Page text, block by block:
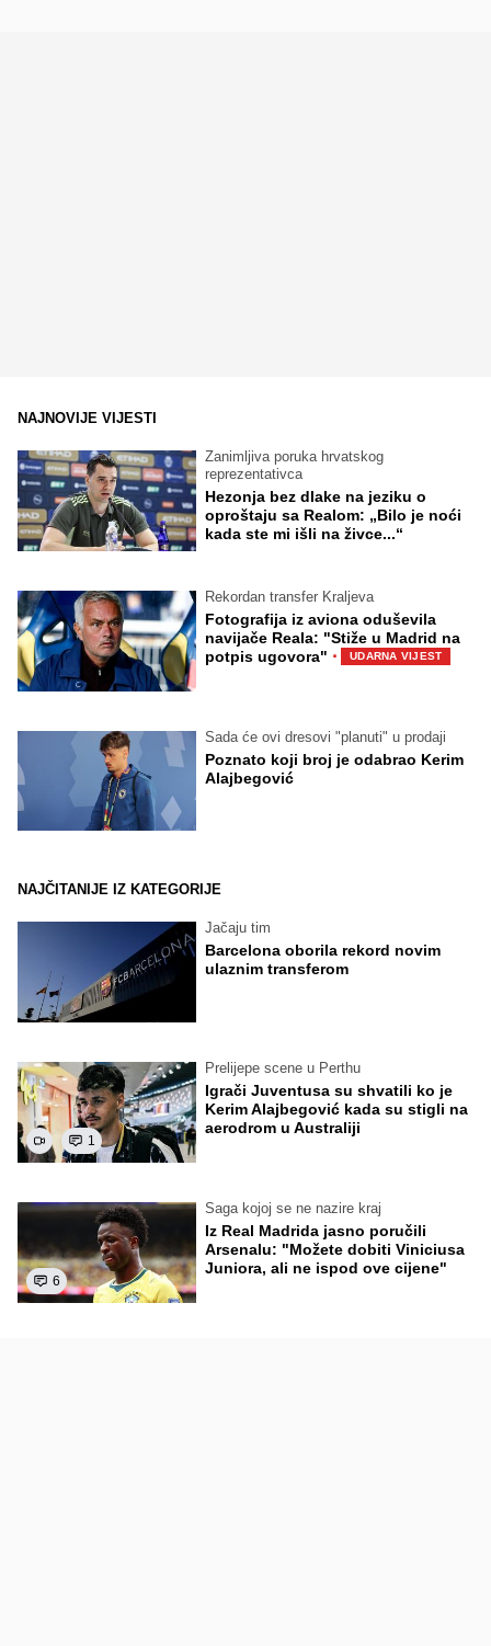
NAJNOVIJE VIJESTI
Zanimljiva poruka hrvatskog
reprezentativca
Hezonja bez dlake na jeziku o
oproštaju sa Realom: „Bilo je noći
kada ste mi išli na živce...“
Rekordan transfer Kraljeva
Fotografija iz aviona oduševila
navijače Reala: "Stiže u Madrid na
potpis ugovora" · UDARNA VIJEST
Sada će ovi dresovi "planuti" u prodaji
Poznato koji broj je odabrao Kerim
Alajbegović
NAJČITANIJE IZ KATEGORIJE
Jačaju tim
Barcelona oborila rekord novim
ulaznim transferom
1
Prelijepe scene u Perthu
Igrači Juventusa su shvatili ko je
Kerim Alajbegović kada su stigli na
aerodrom u Australiji
6
Saga kojoj se ne nazire kraj
Iz Real Madrida jasno poručili
Arsenalu: "Možete dobiti Viniciusa
Juniora, ali ne ispod ove cijene"